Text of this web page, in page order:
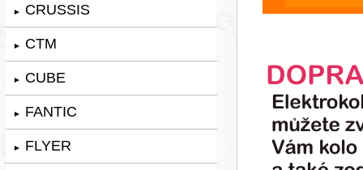
► CRUSSIS
► CTM
► CUBE
► FANTIC
► FLYER